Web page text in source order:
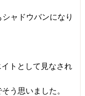
ャドウバンになり
トとして見なされ
う思いました。